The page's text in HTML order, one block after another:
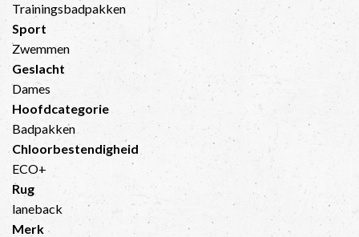
Trainingsbadpakken
Sport
Zwemmen
Geslacht
Dames
Hoofdcategorie
Badpakken
Chloorbestendigheid
ECO+
Rug
laneback
Merk